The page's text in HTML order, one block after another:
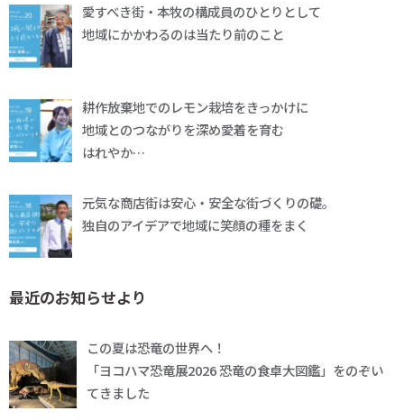
愛すべき街・本牧の構成員のひとりとして
地域にかかわるのは当たり前のこと
耕作放棄地でのレモン栽培をきっかけに
地域とのつながりを深め愛着を育む
はれやか…
元気な商店街は安心・安全な街づくりの礎。
独自のアイデアで地域に笑顔の種をまく
最近のお知らせより
この夏は恐竜の世界へ！
「ヨコハマ恐竜展2026 恐竜の食卓大図鑑」をのぞい
てきました